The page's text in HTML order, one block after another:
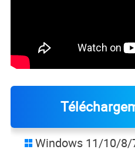
 Windows 11/10/8/